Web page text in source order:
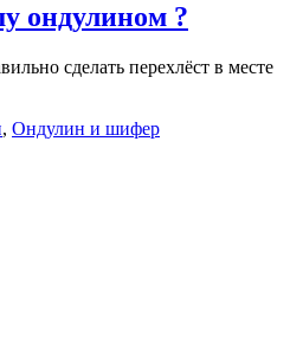
ондулином ?
сделать перехлёст в месте
, Ондулин и шифер